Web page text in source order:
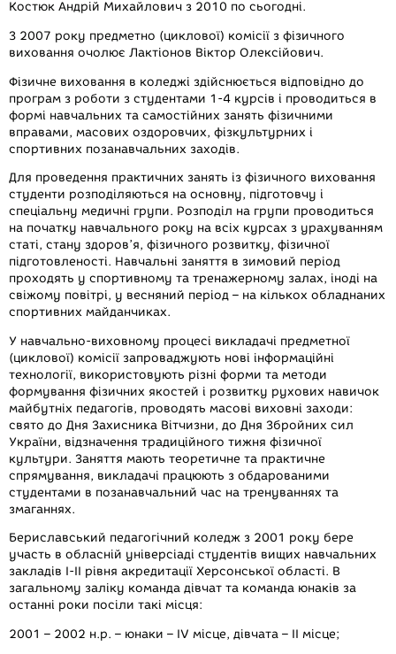
Костюк Андрій Михайлович з 2010 по сьогодні.
З 2007 року предметно (циклової) комісії з фізичного
виховання очолює Лактіонов Віктор Олексійович.
Фізичне виховання в коледжі здійснюється відповідно до
програм з роботи з студентами 1-4 курсів і проводиться в
формі навчальних та самостійних занять фізичними
вправами, масових оздоровчих, фізкультурних і
спортивних позанавчальних заходів.
Для проведення практичних занять із фізичного виховання
студенти розподіляються на основну, підготовчу і
спеціальну медичні групи. Розподіл на групи проводиться
на початку навчального року на всіх курсах з урахуванням
статі, стану здоров’я, фізичного розвитку, фізичної
підготовленості. Навчальні заняття в зимовий період
проходять у спортивному та тренажерному залах, іноді на
свіжому повітрі, у весняний період – на кількох обладнаних
спортивних майданчиках.
У навчально-виховному процесі викладачі предметної
(циклової) комісії запроваджують нові інформаційні
технології, використовують різні форми та методи
формування фізичних якостей і розвитку рухових навичок
майбутніх педагогів, проводять масові виховні заходи:
свято до Дня Захисника Вітчизни, до Дня Збройних сил
України, відзначення традиційного тижня фізичної
культури. Заняття мають теоретичне та практичне
спрямування, викладачі працюють з обдарованими
студентами в позанавчальний час на тренуваннях та
змаганнях.
Бериславський педагогічний коледж з 2001 року бере
участь в обласній універсіаді студентів вищих навчальних
закладів І-ІІ рівня акредитації Херсонської області. В
загальному заліку команда дівчат та команда юнаків за
останні роки посіли такі місця:
2001 – 2002 н.р. – юнаки – ІV місце, дівчата – ІI місце;